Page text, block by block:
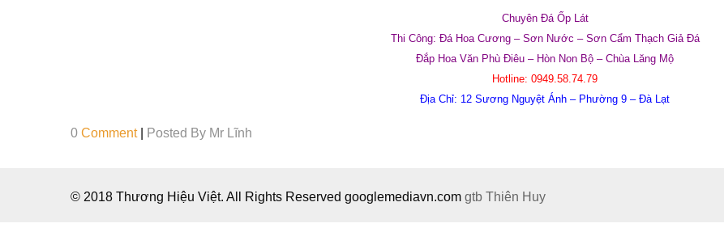
Chuyên Đá Ốp Lát
Thi Công: Đá Hoa Cương – Sơn Nước – Sơn Cẩm Thạch Giả Đá
Đắp Hoa Văn Phù Điêu – Hòn Non Bộ – Chùa Lăng Mộ
Hotline: 0949.58.74.79
Địa Chỉ: 12 Sương Nguyệt Ánh – Phường 9 – Đà Lạt
0 Comment Posted By Mr Lĩnh
© 2018 Thương Hiệu Việt. All Rights Reserved googlemediavn.com gtb Thiên Huy